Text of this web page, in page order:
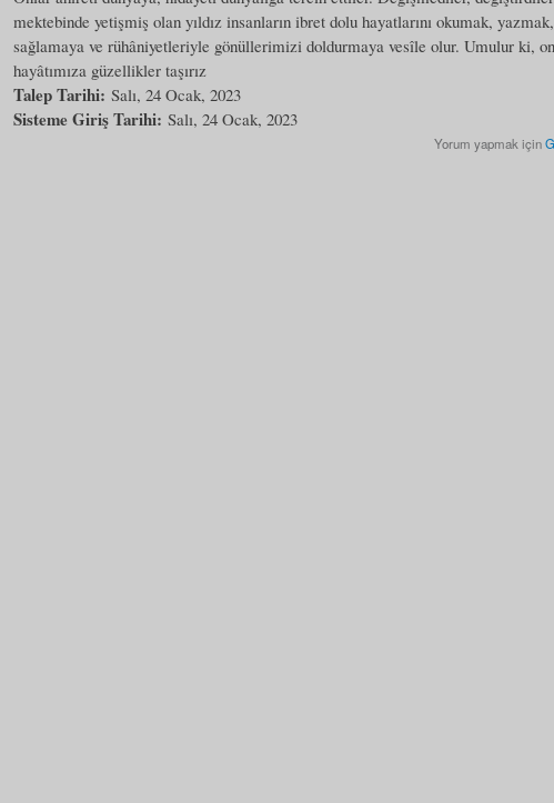
mektebinde yetişmiş olan yıldız insanların ibret dolu hayatlarını okumak,
sağlamaya ve rühâniyetleriyle gönüllerimizi doldurmaya vesîle olur. Umulur ki,
hayâtımıza güzellikler taşırız
Talep Tarihi: Salı, 24 Ocak, 2023
Sisteme Giriş Tarihi: Salı, 24 Ocak, 2023
Yorum yapmak için